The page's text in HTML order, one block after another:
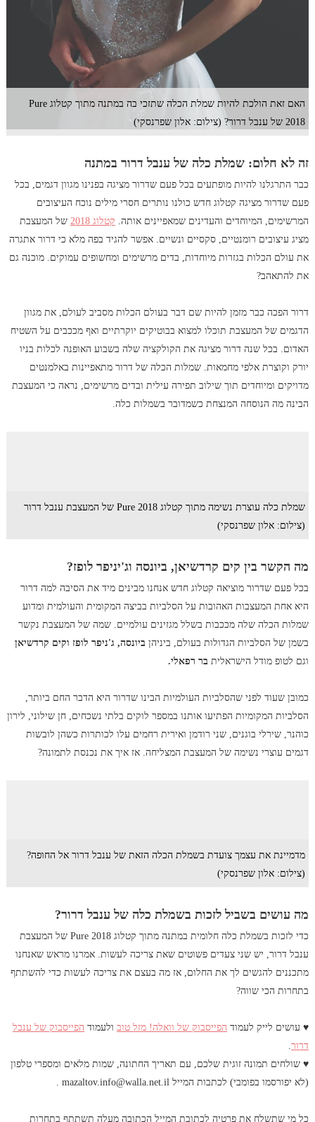
האם זאת הולכת להיות שמלת הכלה שתזכי בה במתנה מתוך קטלוג Pure
2018 של ענבל דרור? (צילום: אלון שפרנסקי)
זה לא חלום: שמלת כלה של ענבל דרור במתנה
כבר התרגלנו להיות מופתעים בכל פעם שדרור מציגה בפנינו מגוון דגמים, בכל
פעם שדרור מציגה קטלוג חדש כולנו נותרים חסרי מילים נוכח העיצובים
המרשימים, המיוחדים והעדינים שמאפיינים אותה. קטלוג 2018
של המעצבת
מציג עיצובים רומנטיים, סקסיים ונשיים. אפשר להגיד בפה מלא כי דרור אתגרה
את עולם הכלות בגזרות מיוחדות, בדים מרשימים ומחשופים עמוקים. מוכנה גם
את להתאהב?
דרור הפכה כבר מזמן להיות שם דבר בעולם הכלות מסביב לעולם, את מגוון
הדגמים של המעצבת תוכלו למצוא בבוטיקים יוקרתיים ואף מככבים על השטיח
האדום. בכל שנה דרור מציגה את הקולקציה שלה בשבוע האופנה לכלות בניו
יורק וקוצרת אלפי מחמאות. שמלות הכלה של דרור מתאפיינות באלמנטים
מדויקים ומיוחדים תוך שילוב תפירה עילית ובדים מרשימים, נראה כי המעצבת
הבינה מה הנוסחה המנצחת כשמדובר בשמלות כלה.
שמלת כלה עוצרת נשימה מתוך קטלוג Pure 2018 של המעצבת ענבל דרור
(צילום: אלון שפרנסקי)
מה הקשר בין קים קרדשיאן, ביונסה וג'יניפר לופז?
בכל פעם שדרור מוציאה קטלוג חדש אנחנו מבינים מיד את הסיבה למה דרור
היא אחת המעצבות האהובות על הסלביות בביצה המקומית והעולמית ומדוע
שמלות הכלה שלה מככבות בשלל מגזינים עולמיים. שמה של המעצבת נקשר
בשמן של הסלביות הגדולות בעולם, ביניהן ביונסה, ג'ניפר לופז וקים קרדשיאן
וגם לטופ מודל הישראלית בר רפאלי.
כמובן שעוד לפני שהסלביות העולמיות הבינו שדרור היא הדבר החם ביותר,
הסלביות המקומיות הפתיעו אותנו במספר לוקים בלתי נשכחים, חן שילוני, לירון
כוהנר, שירלי בוגנים, שני רודמן ואירית רחמים עלו לכותרות כשהן לובשות
דגמים עוצרי נשימה של המעצבת המצליחה. אז איך את נכנסת לתמונה?
מדמיינת את עצמך צועדת בשמלת הכלה הזאת של ענבל דרור אל החופה?
(צילום: אלון שפרנסקי)
מה עושים בשביל לזכות בשמלת כלה של ענבל דרור?
כדי לזכות בשמלת כלה חלומית במתנה מתוך קטלוג Pure 2018 של המעצבת
ענבל דרור, יש שני צעדים פשוטים שאת צריכה לעשות. אמרנו מראש שאנחנו
מתכננים להגשים לך את החלום, אז מה בעצם את צריכה לעשות כדי להשתתף
בתחרות הכי שווה?
♥ עושים לייק לעמוד הפייסבוק של וואלה! מזל טובולעמוד הפייסבוק של ענבל
דרור.
♥ שולחים תמונה זוגית שלכם, עם תאריך החתונה, שמות מלאים ומספרי טלפון
(לא יפורסמו בפומבי) לכתבות המייל mazaltov.info@walla.net.il .
כל מי שתשלח את פרטיה לכתובת המייל הכתובה מעלה תשתתף בתחרות